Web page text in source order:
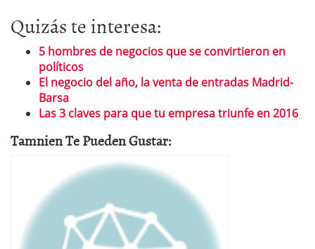
Quizás te interesa:
5 hombres de negocios que se convirtieron en
políticos
El negocio del año, la venta de entradas Madrid-
Barsa
Las 3 claves para que tu empresa triunfe en 2016
Tamnien Te Pueden Gustar: